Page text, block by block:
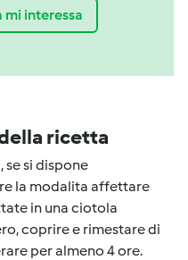
mi interessa
ricetta
si dispone
la modalita affettare
in una ciotola
coprire e rimestare di
per almeno 4 ore.